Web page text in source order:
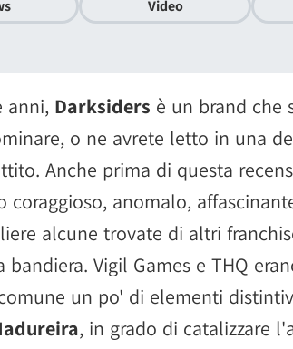
Video
anni, Darksiders è un brand che
o ne avrete letto in una
Anche prima di questa
coraggioso, anomalo,
alcune trovate di altri
Vigil Games e THQ
un po' di elementi
, in grado di catalizzare